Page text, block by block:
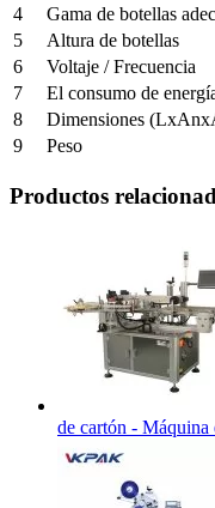
4
Gama de botellas
5
Altura de botellas
6
Voltaje / Frecuencia
7
El consumo de
8
Dimensiones
9
Peso
Productos
de cartón - Máquina